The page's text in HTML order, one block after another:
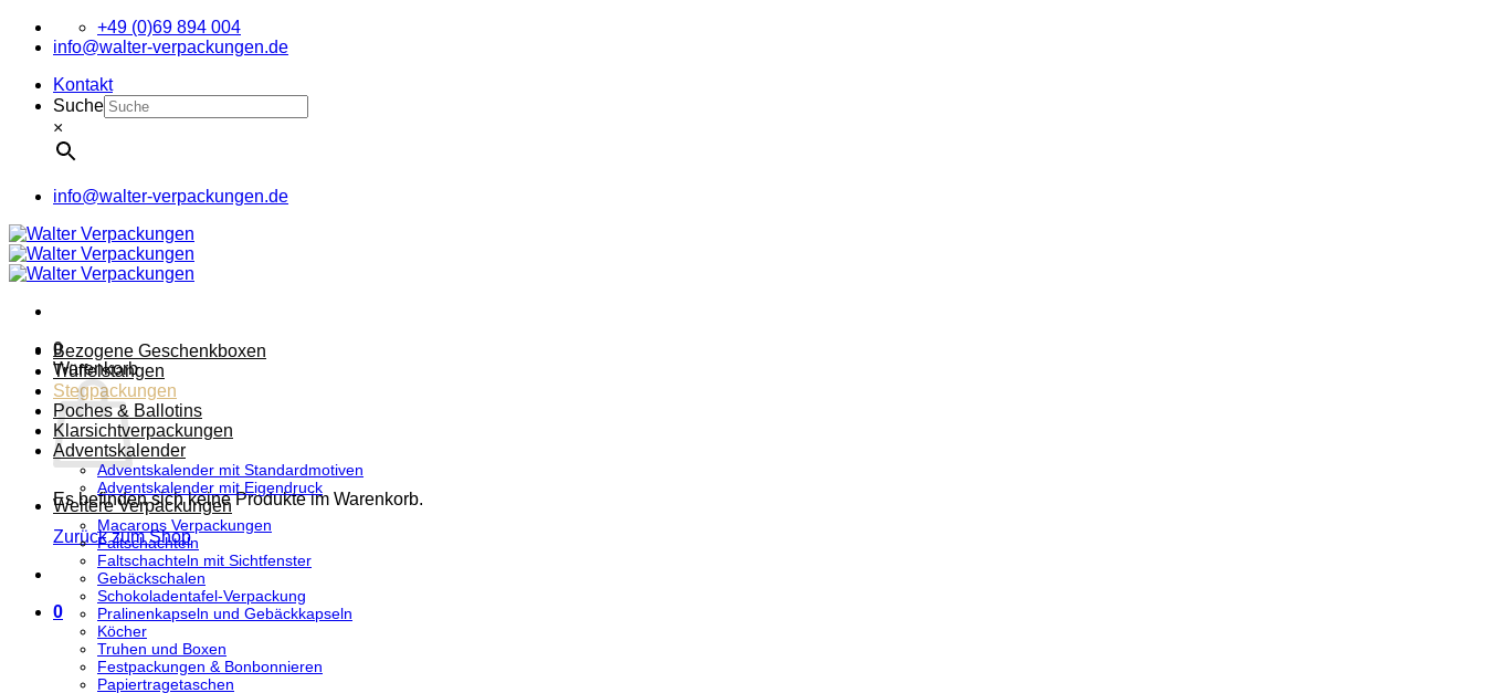
Zum
Inhalt
+49 (0)69 894 004
info@walter-verpackungen.de
Kontakt
Suche
×
info@walter-verpackungen.de
0
Warenkorb
Es befinden sich keine Produkte im Warenkorb.
Zurück zum Shop
0
Bezogene Geschenkboxen
Trüffelstangen
Stegpackungen
Poches & Ballotins
Klarsichtverpackungen
Adventskalender
Adventskalender mit Standardmotiven
Adventskalender mit Eigendruck
Weitere Verpackungen
Macarons Verpackungen
Faltschachteln
Faltschachteln mit Sichtfenster
Gebäckschalen
Schokoladentafel-Verpackung
Pralinenkapseln und Gebäckkapseln
Köcher
Truhen und Boxen
Festpackungen & Bonbonnieren
Papiertragetaschen